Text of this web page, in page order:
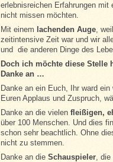
erlebnisreichen Erfahrungen mit
nicht missen möchten.
Mit einem lachenden Auge,
zeitintensive Zeit war und wir
und die anderen Dinge des
Doch ich möchte diese Stelle
Danke an …
Danke an ein Euch, Ihr ward ein
Euren Applaus und Zuspruch,
Danke an die vielen fleißigen,
über 100 Menschen. Und dies
schon sehr beachtlich. Ohne
nicht zu stemmen.
Danke an die Schauspieler, die